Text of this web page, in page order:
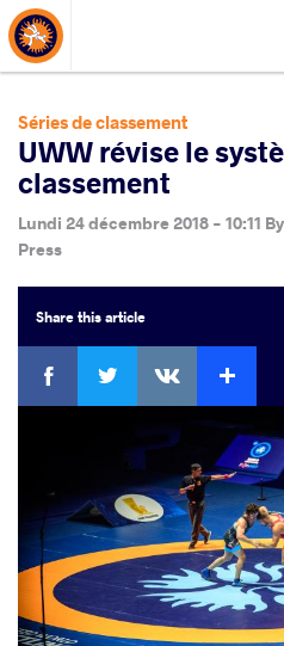
About Events
Séries de classement
UWW révise le
classement
Lundi 24 décembre 2018 - 10:11 By
Press
Sharethis article
Facebook